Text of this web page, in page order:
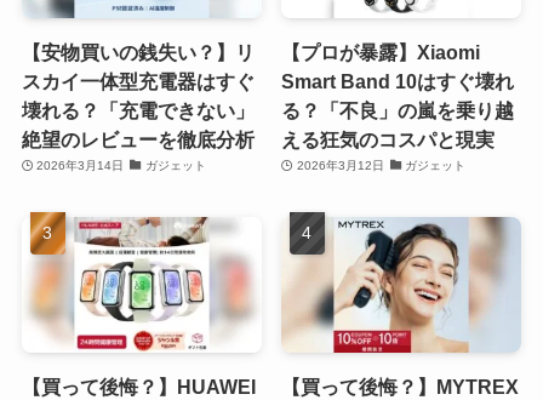
【安物買いの銭失い？】リ
スカイ一体型充電器はすぐ
壊れる？「充電できない」
絶望のレビューを徹底分析
2026年3月14日 ガジェット
【プロが暴露】Xiaomi
Smart Band 10はすぐ壊れ
る？「不良」の嵐を乗り越
える狂気のコスパと現実
2026年3月12日 ガジェット
【買って後悔？】HUAWEI
【買って後悔？】MYTREX